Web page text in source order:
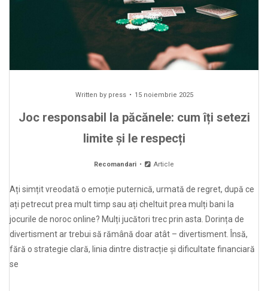
Written by press 15 noiembrie 2025
Joc responsabil la păcănele: cum îți setezi
limite și le respecți
Recomandari Article
Ați simțit vreodată o emoție puternică, urmată de regret, după ce
ați petrecut prea mult timp sau ați cheltuit prea mulți bani la
jocurile de noroc online? Mulți jucători trec prin asta. Dorința de
divertisment ar trebui să rămână doar atât – divertisment. Însă,
fără o strategie clară, linia dintre distracție și dificultate financiară
se